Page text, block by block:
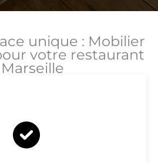
unique : Mobilier
votre restaurant